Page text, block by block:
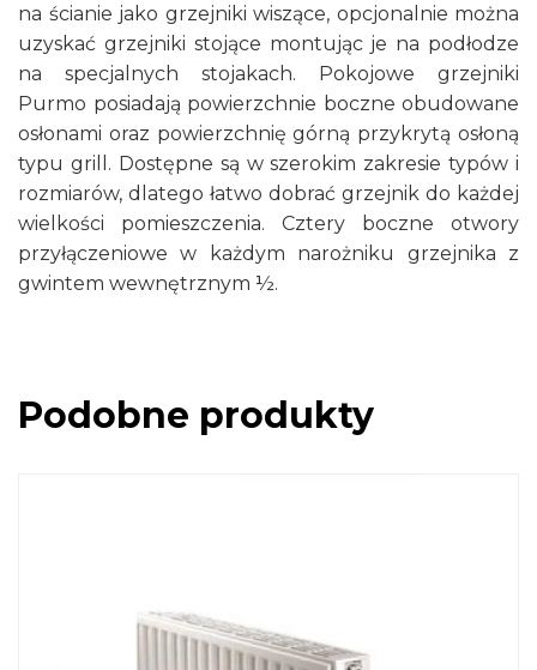
na ścianie jako grzejniki wiszące, opcjonalnie można
uzyskać grzejniki stojące montując je na podłodze
na specjalnych stojakach. Pokojowe grzejniki
Purmo posiadają powierzchnie boczne obudowane
osłonami oraz powierzchnię górną przykrytą osłoną
typu grill. Dostępne są w szerokim zakresie typów i
rozmiarów, dlatego łatwo dobrać grzejnik do każdej
wielkości pomieszczenia. Cztery boczne otwory
przyłączeniowe w każdym narożniku grzejnika z
gwintem wewnętrznym ½.
Podobne produkty